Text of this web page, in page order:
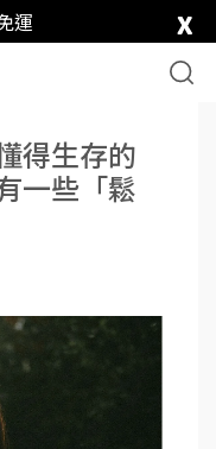
運 x
得生存的
一些「鬆